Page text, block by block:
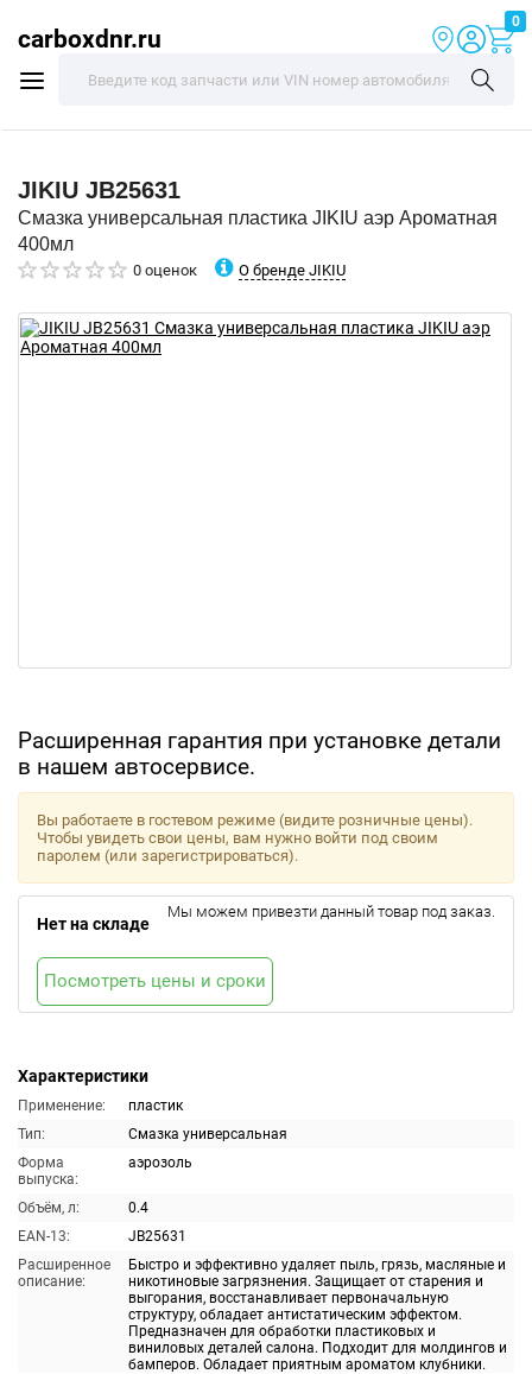
carboxdnr.ru
0
JIKIU JB25631
Смазка универсальная пластика JIKIU аэр Ароматная
400мл
0 оценок О бренде JIKIU
Расширенная гарантия при установке детали
в нашем автосервисе.
Характеристики
Применение:
пластик
Тип:
Смазка универсальная
Форма
выпуска:
аэрозоль
Объём, л:
0.4
EAN-13:
JB25631
Расширенное
описание:
Быстро и эффективно удаляет пыль, грязь, масляные и
никотиновые загрязнения. Защищает от старения и
выгорания, восстанавливает первоначальную
структуру, обладает антистатическим эффектом.
Предназначен для обработки пластиковых и
виниловых деталей салона. Подходит для молдингов и
бамперов. Обладает приятным ароматом клубники.
Вы работаете в гостевом режиме (видите розничные цены).
Чтобы увидеть свои цены, вам нужно войти под своим
паролем (или зарегистрироваться).
Нет на складе
Мы можем привезти данный товар под заказ.
Посмотреть цены и сроки